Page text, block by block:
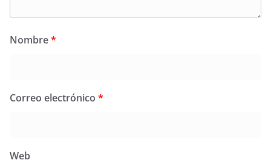
Nombre*
Correo electrónico *
Web